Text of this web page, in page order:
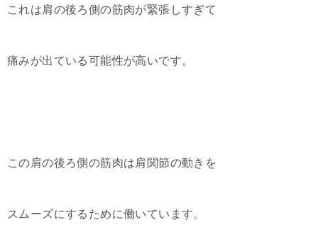
これは肩の後ろ側の筋肉が緊張しすぎて
痛みが出ている可能性が高いです。
この肩の後ろ側の筋肉は肩関節の動きを
スムーズにするために働いています。